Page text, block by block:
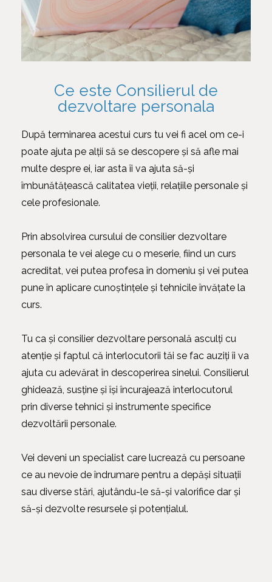
Ce este Consilierul de
dezvoltare personala
După terminarea acestui curs tu vei fi acel om ce-i
poate ajuta pe alții să se descopere și să afle mai
multe despre ei, iar asta îi va ajuta să-și
îmbunătățească calitatea vieții, relațiile personale și
cele profesionale.
Prin absolvirea cursului de consilier dezvoltare
personala te vei alege cu o meserie, fiind un curs
acreditat, vei putea profesa în domeniu și vei putea
pune în aplicare cunoștințele și tehnicile învățate la
curs.
Tu ca și consilier dezvoltare personală asculți cu
atenție și faptul că interlocutorii tăi se fac auziți îi va
ajuta cu adevărat în descoperirea sinelui. Consilierul
ghidează, susține și își încurajează interlocutorul
prin diverse tehnici și instrumente specifice
dezvoltării personale.
Vei deveni un specialist care lucrează cu persoane
ce au nevoie de îndrumare pentru a depăși situații
sau diverse stări, ajutându-le să-și valorifice dar și
să-și dezvolte resursele și potențialul.